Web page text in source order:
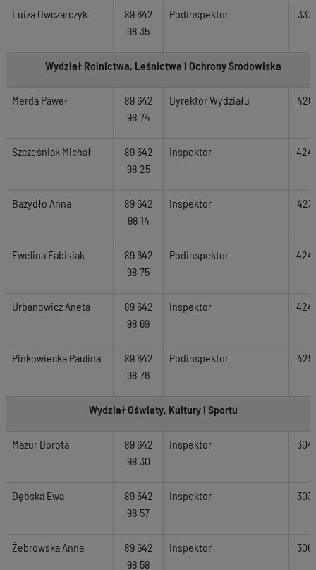
Luiza Owczarczyk
89 642
98 35
Podinspektor 337
Wydział Rolnictwa, Leśnictwa i Ochrony Środowiska
Merda Paweł
89 642
98 74
Dyrektor Wydziału 426
Szcześniak Michał
89 642
98 25
Inspektor 424
Bazydło Anna
89 642
98 14
Inspektor 423
Ewelina Fabisiak
89 642
98 75
Podinspektor 424
Urbanowicz Aneta
89 642
98 69
Inspektor 424
Pinkowiecka Paulina
89 642
98 76
Podinspektor 425
Wydział Oświaty, Kultury i Sportu
Mazur Dorota
89 642
98 30
Inspektor 304
Dębska Ewa
89 642
98 57
Inspektor 303
Żebrowska Anna
89 642
98 58
Inspektor 306